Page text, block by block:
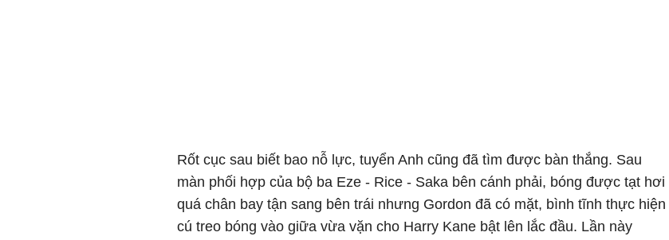
Rốt cục sau biết bao nỗ lực, tuyển Anh cũng đã tìm được bàn thắng. Sau
màn phối hợp của bộ ba Eze - Rice - Saka bên cánh phải, bóng được tạt hơi
quá chân bay tận sang bên trái nhưng Gordon đã có mặt, bình tĩnh thực hiện
cú treo bóng vào giữa vừa vặn cho Harry Kane bật lên lắc đầu. Lần này